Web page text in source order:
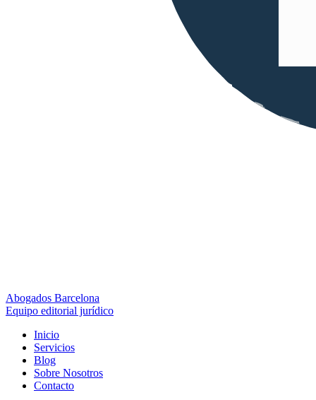
Abogados Barcelona
Equipo editorial jurídico
Inicio
Servicios
Blog
Sobre Nosotros
Contacto